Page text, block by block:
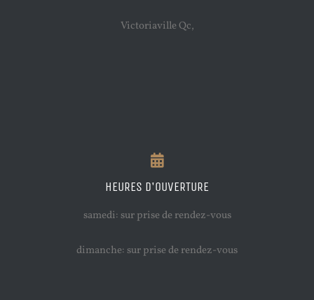
Victoriaville Qc,
HEURES D'OUVERTURE
samedi: sur prise de rendez-vous
dimanche: sur prise de rendez-vous